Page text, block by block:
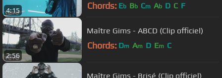
4:15 Chords: Eb Bb Cm Ab D C F
2:56
Maître Gims - ABCD (Clip officiel)
Chords: Dm Am D Em C
Maître Gims - Brisé (Clip officiel)